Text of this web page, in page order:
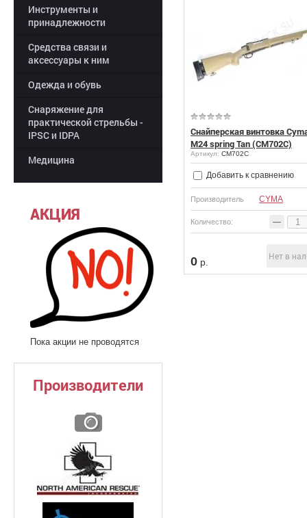
Снайперская винтовка
M24 spring Tan (CM702C)
Артикул: CM702C
Добавить к сравнению
Производитель CYMA
Количество: −
0 р.
Нет в
Инструменты и
принадлежности
Средства связи и
аксессуары к ним
Одежда и обувь
Снаряжение для
практической стрельбы -
IPSC и IDPA
Медицина
АКЦИЯ
Пока акции не проводятся
Производители